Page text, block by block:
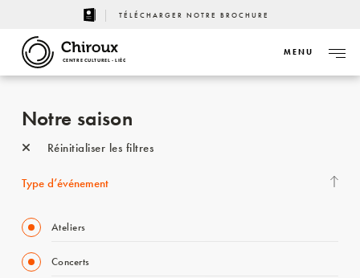
TÉLÉCHARGER NOTRE BROCHURE
CENTRE CULTUREL - LIÈGE
MENU
Notre saison
Réinitialiser les filtres
Type d’événement
Ateliers
Concerts